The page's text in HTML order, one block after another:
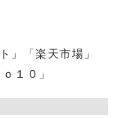
「楽天市場」
１０」